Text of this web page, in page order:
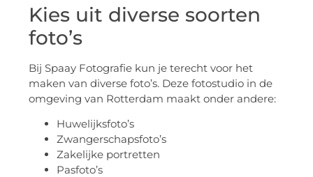
Kies uit diverse soorten
foto’s
Bij Spaay Fotografie kun je terecht voor het
maken van diverse foto’s. Deze fotostudio in de
omgeving van Rotterdam maakt onder andere:
Huwelijksfoto’s
Zwangerschapsfoto’s
Zakelijke portretten
Pasfoto’s